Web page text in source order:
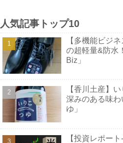
人気記事トップ10
【多機能ビジ
の超軽量&防水
Biz」
【香川土産】
深みのある味
ゆ」
【投資レポー